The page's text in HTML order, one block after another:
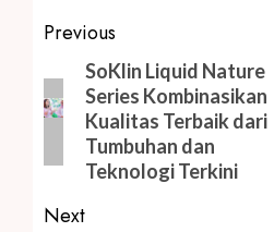
Post
navigation
Previous
Previous
post:
SoKlin Liquid Nature
Series Kombinasikan
Kualitas Terbaik dari
Tumbuhan dan
Teknologi Terkini
Next